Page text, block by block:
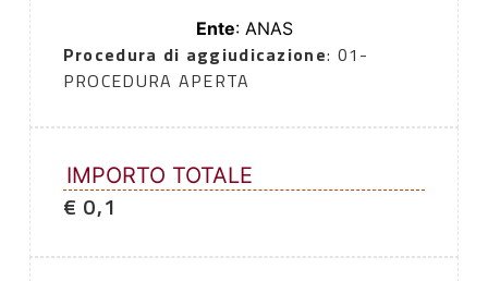
Ente: ANAS
Procedura di aggiudicazione: 01-
PROCEDURA APERTA
IMPORTO TOTALE
€ 0,1